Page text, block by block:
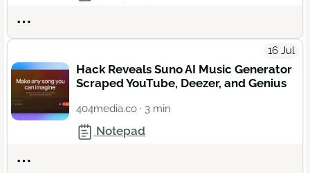
16 Jul
Hack Reveals Suno AI Music Generator
Scraped YouTube, Deezer, and Genius
404media.co · 3 min
Notepad